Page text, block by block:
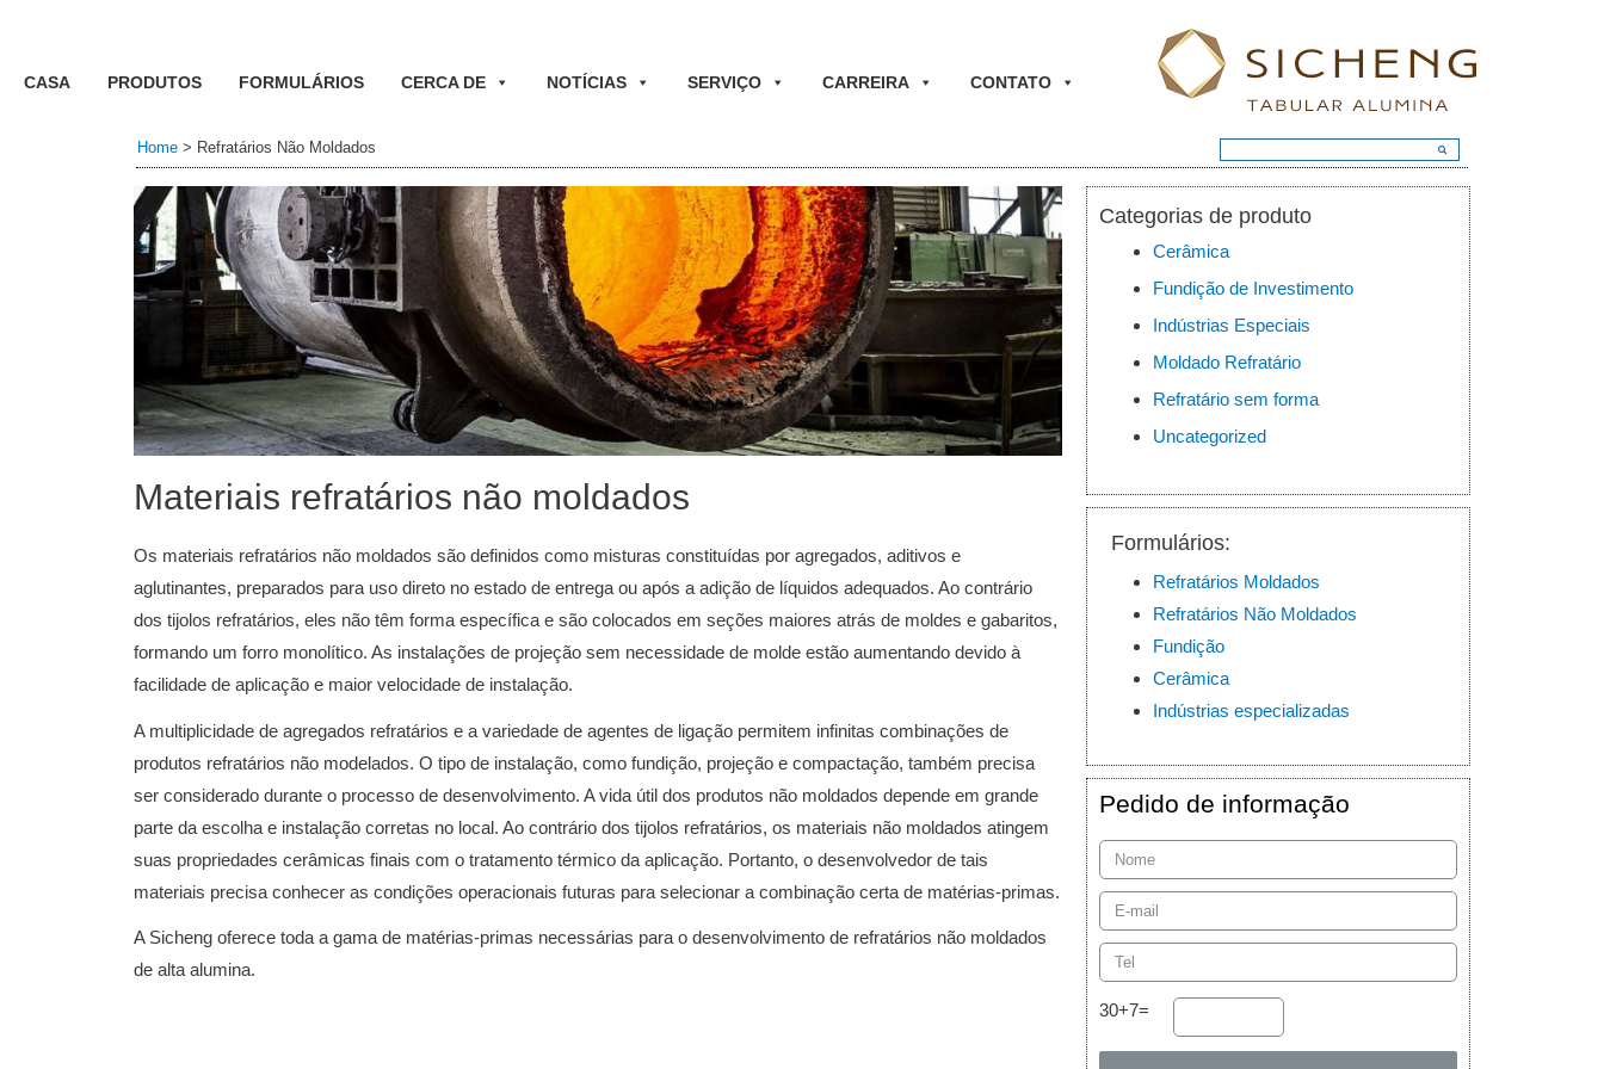
CASA PRODUTOS FORMULÁRIOS CERCA DE NOTÍCIAS SERVIÇO CARREIRA CONTATO
Home > Refratários Não Moldados
Materiais refratários não moldados
Os materiais refratários não moldados são definidos como misturas constituídas por agregados, aditivos e
aglutinantes, preparados para uso direto no estado de entrega ou após a adição de líquidos adequados. Ao contrário
dos tijolos refratários, eles não têm forma específica e são colocados em seções maiores atrás de moldes e gabaritos,
formando um forro monolítico. As instalações de projeção sem necessidade de molde estão aumentando devido à
facilidade de aplicação e maior velocidade de instalação.
A multiplicidade de agregados refratários e a variedade de agentes de ligação permitem infinitas combinações de
produtos refratários não modelados. O tipo de instalação, como fundição, projeção e compactação, também precisa
ser considerado durante o processo de desenvolvimento. A vida útil dos produtos não moldados depende em grande
parte da escolha e instalação corretas no local. Ao contrário dos tijolos refratários, os materiais não moldados atingem
suas propriedades cerâmicas finais com o tratamento térmico da aplicação. Portanto, o desenvolvedor de tais
materiais precisa conhecer as condições operacionais futuras para selecionar a combinação certa de matérias-primas.
A Sicheng oferece toda a gama de matérias-primas necessárias para o desenvolvimento de refratários não moldados
de alta alumina.
Categorias de produto
Cerâmica
Fundição de Investimento
Indústrias Especiais
Moldado Refratário
Refratário sem forma
Uncategorized
Formulários:
Refratários Moldados
Refratários Não Moldados
Fundição
Cerâmica
Indústrias especializadas
Pedido de informação
30+7=